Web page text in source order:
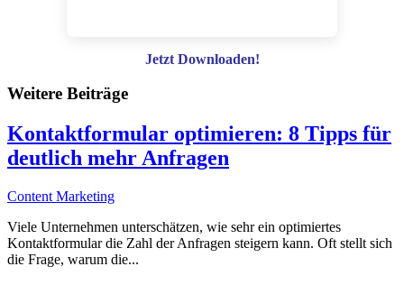
Jetzt Downloaden!
Weitere Beiträge
Kontaktformular optimieren: 8 Tipps für
deutlich mehr Anfragen
Content Marketing
Viele Unternehmen unterschätzen, wie sehr ein optimiertes
Kontaktformular die Zahl der Anfragen steigern kann. Oft stellt sich
die Frage, warum die...